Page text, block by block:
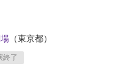
（東京都）
終了